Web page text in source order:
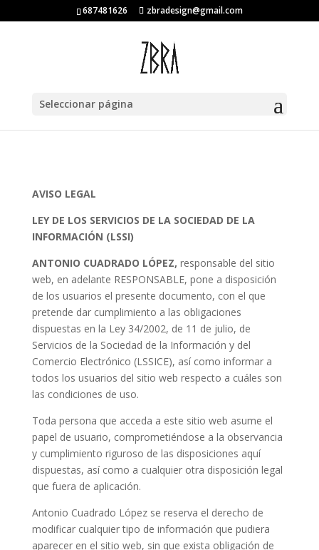
687481626 zbradesign@gmail.com
Seleccionar página
AVISO LEGAL
LEY DE LOS SERVICIOS DE LA SOCIEDAD DE LA
INFORMACIÓN (LSSI)
ANTONIO CUADRADO LÓPEZ, responsable del sitio
web, en adelante RESPONSABLE, pone a disposición
de los usuarios el presente documento, con el que
pretende dar cumplimiento a las obligaciones
dispuestas en la Ley 34/2002, de 11 de julio, de
Servicios de la Sociedad de la Información y del
Comercio Electrónico (LSSICE), así como informar a
todos los usuarios del sitio web respecto a cuáles son
las condiciones de uso.
Toda persona que acceda a este sitio web asume el
papel de usuario, comprometiéndose a la observancia
y cumplimiento riguroso de las disposiciones aquí
dispuestas, así como a cualquier otra disposición legal
que fuera de aplicación.
Antonio Cuadrado López se reserva el derecho de
modificar cualquier tipo de información que pudiera
aparecer en el sitio web, sin que exista obligación de